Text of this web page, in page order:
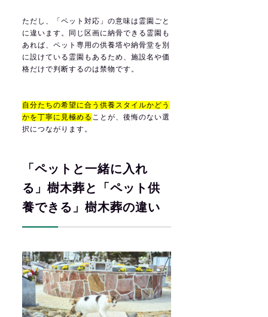
ただし、「ペット対応」の意味は霊園ごと
に違います。同じ区画に納骨できる霊園も
あれば、ペット専用の供養塔や納骨堂を別
に設けている霊園もあるため、施設名や価
格だけで判断するのは禁物です。
自分たちの希望に合う供養スタイルかどう
かを丁寧に見極める ことが、後悔のない選
択につながります。
「ペットと一緒に入れ
る」樹木葬と「ペット供
養できる」樹木葬の違い